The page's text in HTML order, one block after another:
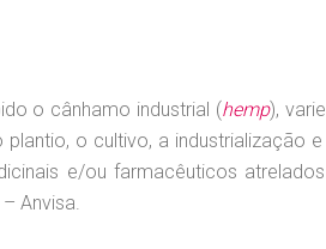
o cânhamo industrial (hemp),
o cultivo, a industrialização
e/ou farmacêuticos
Anvisa.